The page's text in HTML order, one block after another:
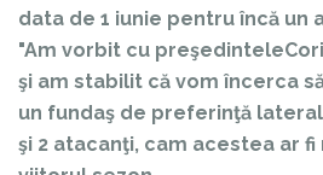
data de 1 iunie pentru încă un
"Am vorbit cu preşedintele
şi am stabilit că vom încerca
un fundaş de preferinţă
şi 2 atacanţi, cam acestea ar